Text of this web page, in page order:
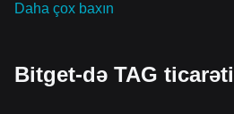
Daha çox baxın
Bitget-də TAG